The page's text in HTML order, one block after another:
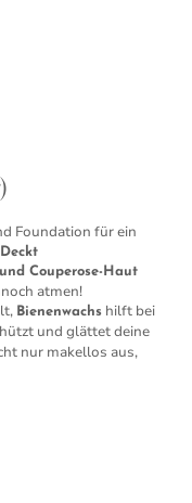
Foundation für ein
Deckt
Couperose-Haut
atmen!
Bienenwachs hilft bei
und glättet deine
nur makellos aus,